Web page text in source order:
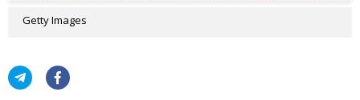
Getty Images